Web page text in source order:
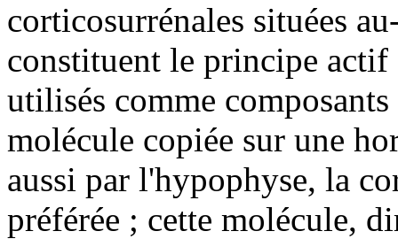
corticosurrénales situées
constituent le principe actif
utilisés comme
molécule copiée sur une
aussi par l'hypophyse, la
préférée ; cette molécule,